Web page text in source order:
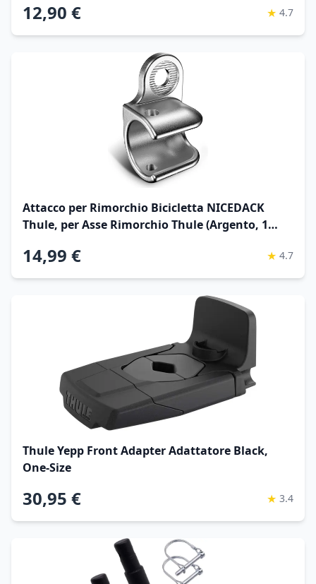
12,90 € ★ 4.7
Attacco per Rimorchio Bicicletta NICEDACK
Thule, per Asse Rimorchio Thule (Argento, 1
14,99 € ★ 4.7
Thule Yepp Front Adapter Adattatore Black,
One-Size
30,95 € ★ 3.4